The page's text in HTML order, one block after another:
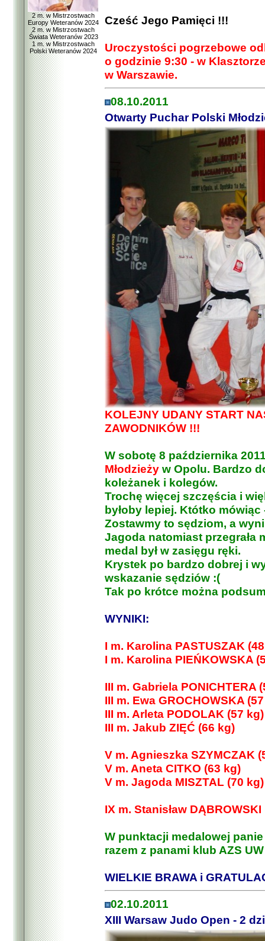
2 m. w Mistrzostwach
Europy Weteranów 2024
2 m. w Mistrzostwach
Świata Weteranów 2023
1 m. w Mistrzostwach
Polski Weteranów 2024
Cześć Jego Pamięci !!!
Uroczystości pogrzebowe
o godzinie 9:30 - w
w Warszawie.
08.10.2011
Otwarty Puchar Polski
KOLEJNY UDANY START
ZAWODNIKÓW !!!
W sobotę 8 października
Młodzieży w Opolu. Bardzo
koleżanek i kolegów.
Trochę więcej szczęścia i
byłoby lepiej. Któtko
Zostawmy to sędziom, a
Jagoda natomiast przegrała
medal był w zasięgu ręki.
Krystek po bardzo dobrej i
wskazanie sędziów :(
Tak po krótce można
WYNIKI:
I m. Karolina PASTUSZAK
I m. Karolina PIEŃKOWSKA
III m. Gabriela PONICHTERA
III m. Ewa GROCHOWSKA
III m. Arleta PODOLAK (57 kg)
III m. Jakub ZIĘĆ (66 kg)
V m. Agnieszka SZYMCZAK
V m. Aneta CITKO (63 kg)
V m. Jagoda MISZTAL (70 kg)
IX m. Stanisław
W punktacji medalowej panie
razem z panami klub AZS UW
WIELKIE BRAWA i
02.10.2011
XIII Warsaw Judo Open - 2